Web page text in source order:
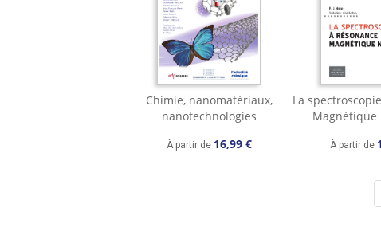
Chimie, nanomatériaux,
nanotechnologies
À partir de 16,99 €
La
Magnétique
À partir de